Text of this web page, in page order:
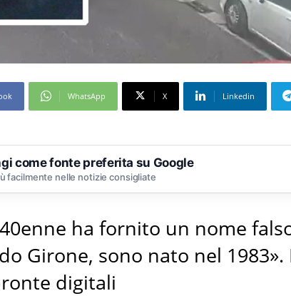
WhatsApp X Linkedin
come fonte preferita su Google
facilmente nelle notizie consigliate
ha fornito un nome
Girone, sono nato nel
digitali